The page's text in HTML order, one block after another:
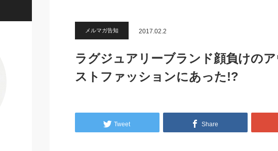
メルマガ告知 2017.02.2
ラグジュアリーブランド顔負けの
ストファッションにあった!?
Tweet Share